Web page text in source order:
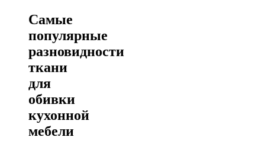
Самые
популярные
разновидности
ткани
для
обивки
кухонной
мебели